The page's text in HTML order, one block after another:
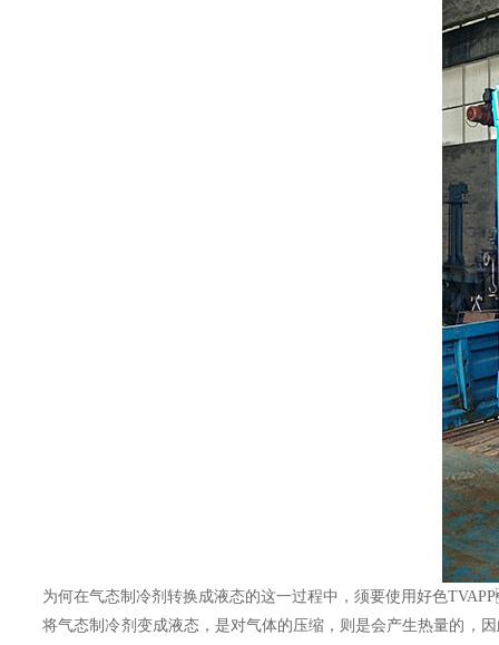
为何在气态制冷剂转换成液态的这一过程中，须要使用好色
将气态制冷剂变成液态，是对气体的压缩，则是会产生热量的